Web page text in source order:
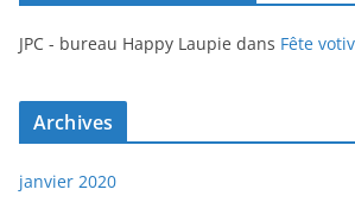
JPC - bureau Happy Laupie dans Fête
Archives
janvier 2020